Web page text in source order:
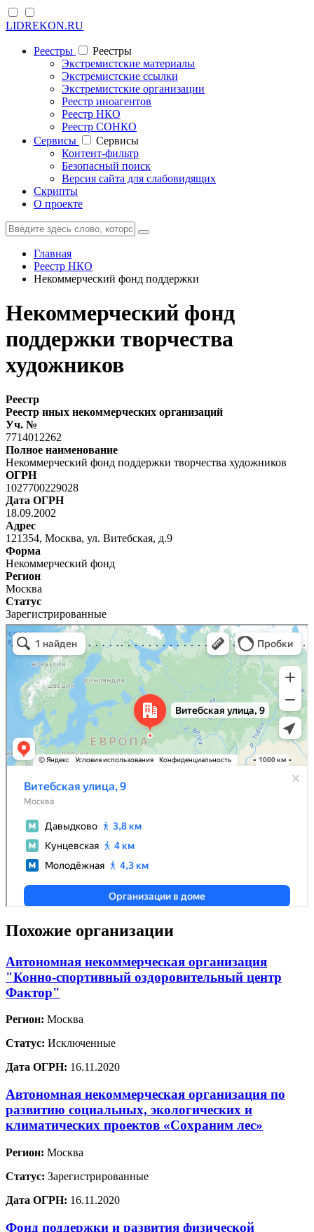
LIDREKON.RU
Реестры
Реестры
Экстремистские материалы
Экстремистские ссылки
Экстремистские организации
Реестр иноагентов
Реестр НКО
Реестр СОНКО
Cервисы
Cервисы
Контент-фильтр
Безопасный поиск
Версия сайта для слабовидящих
Скрипты
О проекте
Главная
Реестр НКО
Некоммерческий фонд поддержки
Некоммерческий фонд
поддержки творчества
художников
Реестр
Реестр иных некоммерческих организаций
Уч. №
7714012262
Полное наименование
Некоммерческий фонд поддержки творчества художников
ОГРН
1027700229028
Дата ОГРН
18.09.2002
Адрес
121354, Москва, ул. Витебская, д.9
Форма
Некоммерческий фонд
Регион
Москва
Статус
Зарегистрированные
Похожие организации
Автономная некоммерческая организация
"Конно-спортивный оздоровительный центр
Фактор"
Регион: Москва
Статус: Исключенные
Дата ОГРН: 16.11.2020
Автономная некоммерческая организация по
развитию социальных, экологических и
климатических проектов «Сохраним лес»
Регион: Москва
Статус: Зарегистрированные
Дата ОГРН: 16.11.2020
Фонд поддержки и развития физической